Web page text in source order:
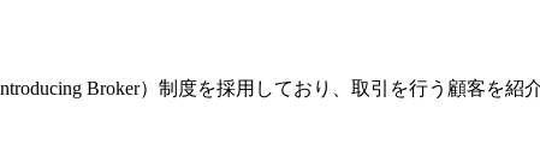
Broker）制度を採用しており、取引を行う顧客を